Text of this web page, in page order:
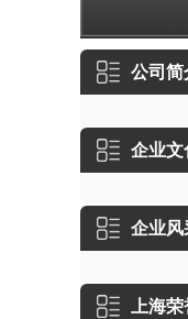
公司简
企业文
企业风
上海